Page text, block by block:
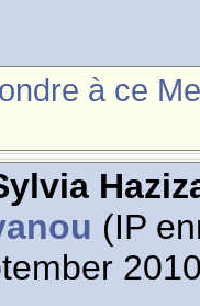
à ce
(IP